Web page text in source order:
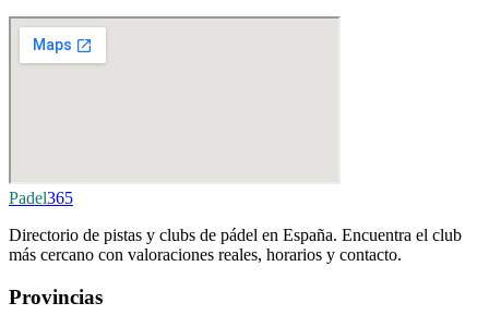
Padel365
Directorio de pistas y clubs de pádel en España. Encuentra el club
más cercano con valoraciones reales, horarios y contacto.
Provincias